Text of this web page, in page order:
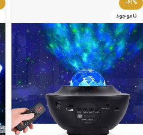
-61%
ناموجود